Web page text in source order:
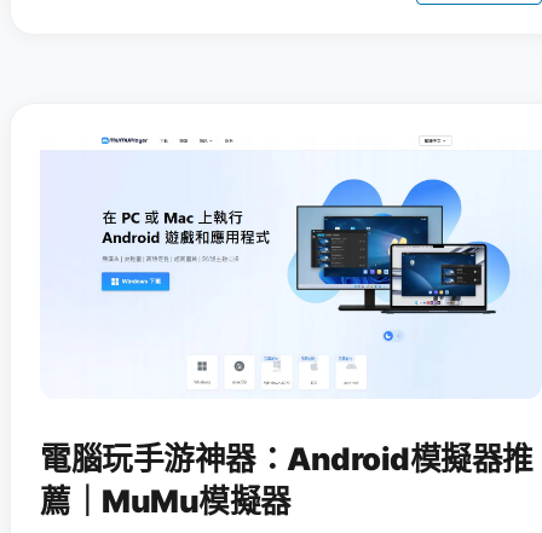
電腦玩手游神器：Android模擬器推
薦｜MuMu模擬器